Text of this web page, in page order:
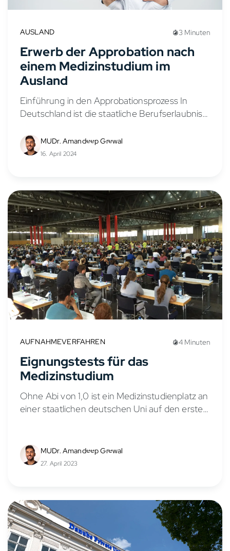
AUSLAND 3 Minuten
Erwerb der Approbation nach
einem Medizinstudium im
Ausland
Einführung in den Approbationsprozess In
Deutschland ist die staatliche Berufserlaubnis,
Arzt tätig zu sein. Dieser Artikel klärt über die
genaue Bedeutung der Approbation auf...
MUDr. Amandeep Grewal
16. April 2024
AUFNAHMEVERFAHREN 4 Minuten
Eignungstests für das
Medizinstudium
Ohne Abi von 1,0 ist ein Medizinstudienplatz an
einer staatlichen deutschen Uni auf den ersten
verbunden. Neben...
MUDr. Amandeep Grewal
27. April 2023